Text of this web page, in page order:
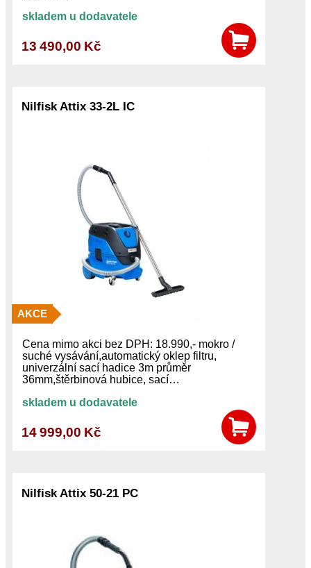
skladem u dodavatele
13 490,00 Kč
Nilfisk Attix 33-2L IC
AKCE
Cena mimo akci bez DPH: 18.990,- mokro /
suché vysávání,automatický oklep filtru,
univerzální sací hadice 3m průměr
36mm,štěrbinová hubice, sací…
skladem u dodavatele
14 999,00 Kč
Nilfisk Attix 50-21 PC